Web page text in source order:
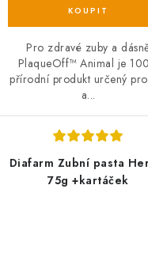
Pro zdravé zuby a
PlaqueOff™ Animal je
přírodní produkt určený
a...
Diafarm Zubní pasta
75g +kartáček